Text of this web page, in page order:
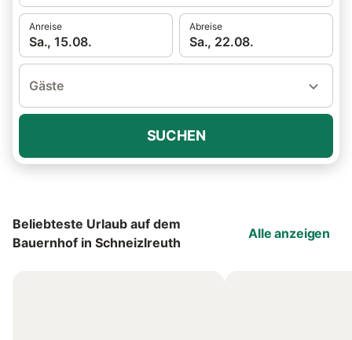
Anreise
Sa., 15.08.
Abreise
Sa., 22.08.
Gäste
SUCHEN
Beliebteste Urlaub auf dem
Bauernhof in Schneizlreuth
Alle anzeigen